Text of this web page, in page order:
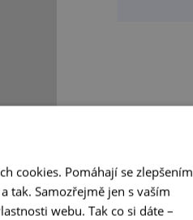
cookies. Pomáhají se zlepšením
tak. Samozřejmě jen s vaším
webu. Tak co si dáte –